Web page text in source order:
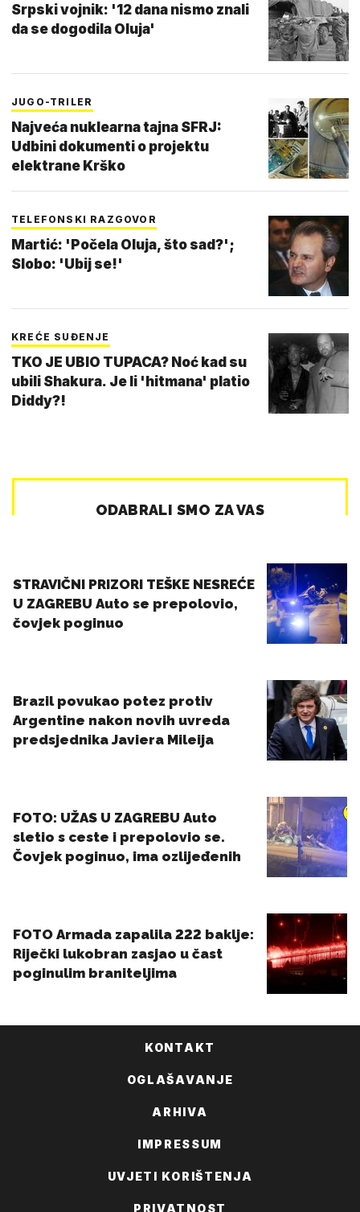
Srpski vojnik: '12 dana nismo znali
da se dogodila Oluja'
JUGO-TRILER
Najveća nuklearna tajna SFRJ:
Udbini dokumenti o projektu
elektrane Krško
TELEFONSKI RAZGOVOR
Martić: 'Počela Oluja, što sad?';
Slobo: 'Ubij se!'
KREĆE SUĐENJE
TKO JE UBIO TUPACA? Noć kad su
ubili Shakura. Je li 'hitmana' platio
Diddy?!
KONTAKT
OGLAŠAVANJE
ARHIVA
IMPRESSUM
UVJETI KORIŠTENJA
PRIVATNOST